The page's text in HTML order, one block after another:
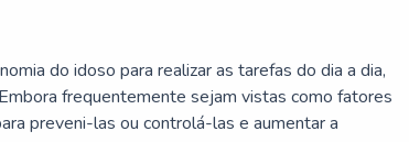
do idoso para realizar as tarefas do dia a dia,
frequentemente sejam vistas como fatores
preveni-las ou controlá-las e aumentar a